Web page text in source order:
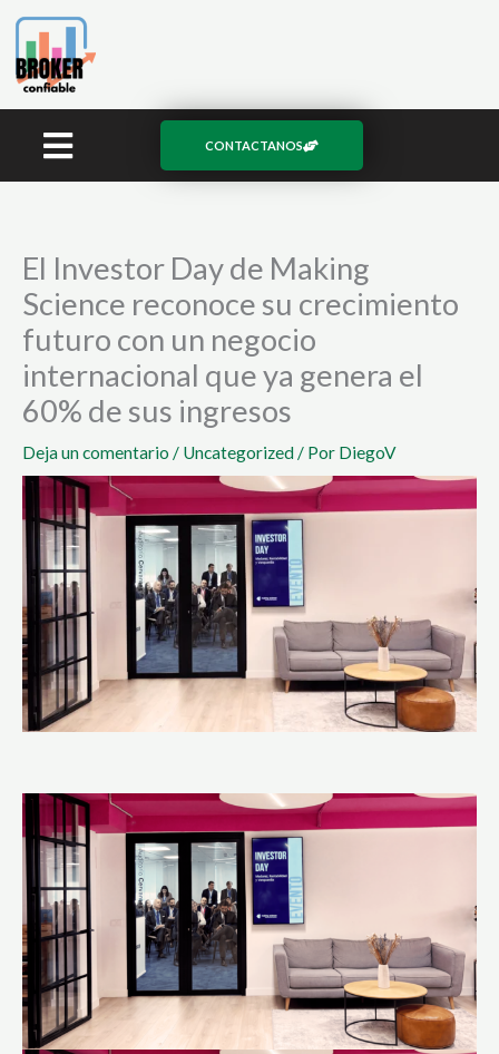
contenido
CONTACTANOS
El Investor Day de Making
Science reconoce su crecimiento
futuro con un negocio
internacional que ya genera el
60% de sus ingresos
Deja un comentario / Uncategorized/ Por DiegoV